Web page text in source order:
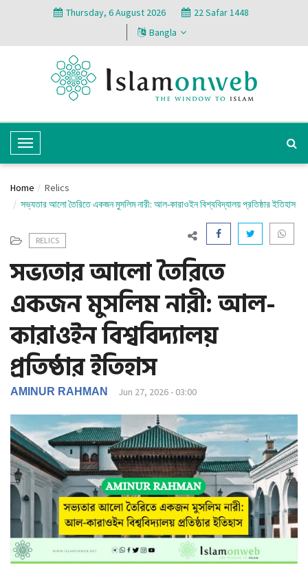
Thursday, 6 August 2026
22 Safar 1448
Bangla
T
o
g
l
N
a
v
i
g
a
t
i
o
n
Home
Relics
সভ্যতার আলো তৈরিতে একজন মুসলিম নারী: আল-কারাওইন বিশ্ববিদ্যালয় প্রতিষ্ঠার ইতিহাস
RELICS
সভ্যতার আলো তৈরিতে
একজন মুসলিম নারী: আল-
কারাওইন বিশ্ববিদ্যালয়
প্রতিষ্ঠার ইতিহাস
AMINUR RAHMAN Jun 27, 2026 - 03:00